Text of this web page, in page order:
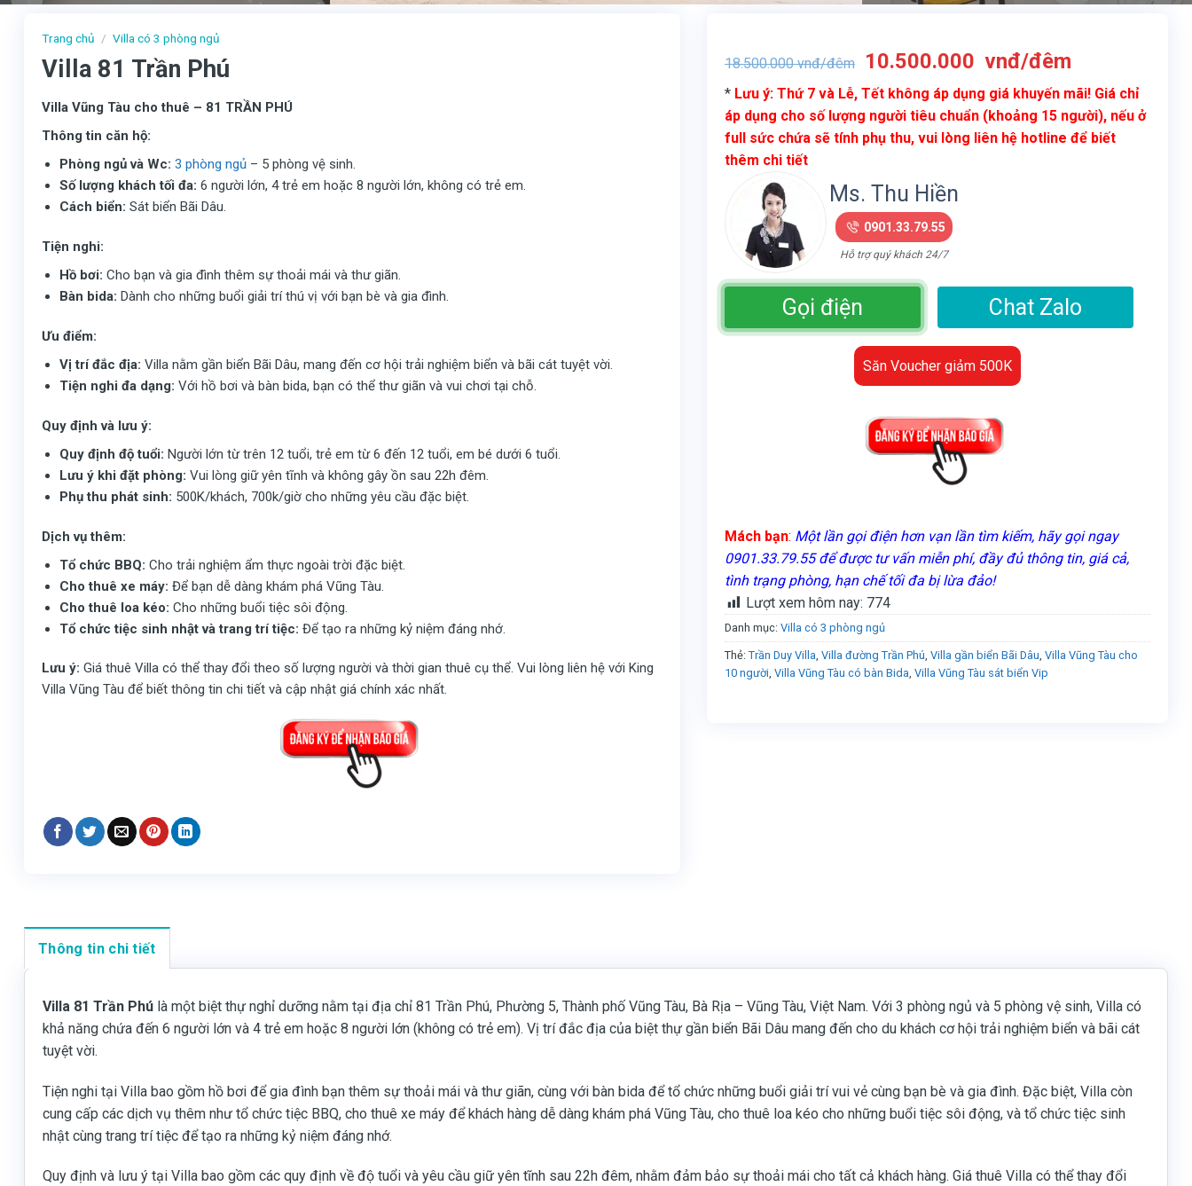
Trang chủ / Villa có 3 phòng ngủ
Villa 81 Trần Phú
Villa Vũng Tàu cho thuê – 81 TRẦN PHÚ
Thông tin căn hộ:
Phòng ngủ và Wc: 3 phòng ngủ– 5 phòng vệ sinh.
Số lượng khách tối đa: 6 người lớn, 4 trẻ em hoặc 8 người lớn, không có trẻ em.
Cách biển: Sát biển Bãi Dâu.
Tiện nghi:
Hồ bơi: Cho bạn và gia đình thêm sự thoải mái và thư giãn.
Bàn bida: Dành cho những buổi giải trí thú vị với bạn bè và gia đình.
Ưu điểm:
Vị trí đắc địa: Villa nằm gần biển Bãi Dâu, mang đến cơ hội trải nghiệm biển và bãi cát tuyệt vời.
Tiện nghi đa dạng: Với hồ bơi và bàn bida, bạn có thể thư giãn và vui chơi tại chỗ.
Quy định và lưu ý:
Quy định độ tuổi: Người lớn từ trên 12 tuổi, trẻ em từ 6 đến 12 tuổi, em bé dưới 6 tuổi.
Lưu ý khi đặt phòng: Vui lòng giữ yên tĩnh và không gây ồn sau 22h đêm.
Phụ thu phát sinh: 500K/khách, 700k/giờ cho những yêu cầu đặc biệt.
Dịch vụ thêm:
Tổ chức BBQ: Cho trải nghiệm ẩm thực ngoài trời đặc biệt.
Cho thuê xe máy: Để bạn dễ dàng khám phá Vũng Tàu.
Cho thuê loa kéo: Cho những buổi tiệc sôi động.
Tổ chức tiệc sinh nhật và trang trí tiệc: Để tạo ra những kỷ niệm đáng nhớ.
Lưu ý: Giá thuê Villa có thể thay đổi theo số lượng người và thời gian thuê cụ thể. Vui lòng liên hệ với King
Villa Vũng Tàu để biết thông tin chi tiết và cập nhật giá chính xác nhất.
18.500.000vnđ/đêm
Giá
gốc
là:
18.500.000
vnđ/
10.500.000 vnđ/đêmGiá
hiện
tại
là:
10.500.000
* Lưu ý: Thứ 7 và Lễ, Tết không áp dụng giá khuyến mãi! Giá chỉ
áp dụng cho số lượng người tiêu chuẩn (khoảng 15 người), nếu ở
full sức chứa sẽ tính phụ thu, vui lòng liên hệ hotline để biết
thêm chi tiết
Ms. Thu Hiền
0901.33.79.55
Hỗ trợ quý khách 24/7
Gọi điện Chat Zalo
Săn Voucher giảm 500K
Mách bạn: Một lần gọi điện hơn vạn lần tìm kiếm, hãy gọi ngay
0901.33.79.55 để được tư vấn miễn phí, đầy đủ thông tin, giá cả,
tình trạng phòng, hạn chế tối đa bị lừa đảo!
Lượt xem hôm nay: 774
Danh mục: Villa có 3 phòng ngủ
Thẻ: Trần Duy Villa Villa đường Trần Phú Villa gần biển Bãi Dâu Villa Vũng Tàu cho
10 người Villa Vũng Tàu có bàn Bida Villa Vũng Tàu sát biển Vip
Thông tin chi tiết
Villa 81 Trần Phú là một biệt thự nghỉ dưỡng nằm tại địa chỉ 81 Trần Phú, Phường 5, Thành phố Vũng Tàu, Bà Rịa – Vũng Tàu, Việt Nam. Với 3 phòng ngủ và 5 phòng vệ sinh, Villa có
khả năng chứa đến 6 người lớn và 4 trẻ em hoặc 8 người lớn (không có trẻ em). Vị trí đắc địa của biệt thự gần biển Bãi Dâu mang đến cho du khách cơ hội trải nghiệm biển và bãi cát
tuyệt vời.
Tiện nghi tại Villa bao gồm hồ bơi để gia đình bạn thêm sự thoải mái và thư giãn, cùng với bàn bida để tổ chức những buổi giải trí vui vẻ cùng bạn bè và gia đình. Đặc biệt, Villa còn
cung cấp các dịch vụ thêm như tổ chức tiệc BBQ, cho thuê xe máy để khách hàng dễ dàng khám phá Vũng Tàu, cho thuê loa kéo cho những buổi tiệc sôi động, và tổ chức tiệc sinh
nhật cùng trang trí tiệc để tạo ra những kỷ niệm đáng nhớ.
Quy định và lưu ý tại Villa bao gồm các quy định về độ tuổi và yêu cầu giữ yên tĩnh sau 22h đêm, nhằm đảm bảo sự thoải mái cho tất cả khách hàng. Giá thuê Villa có thể thay đổi